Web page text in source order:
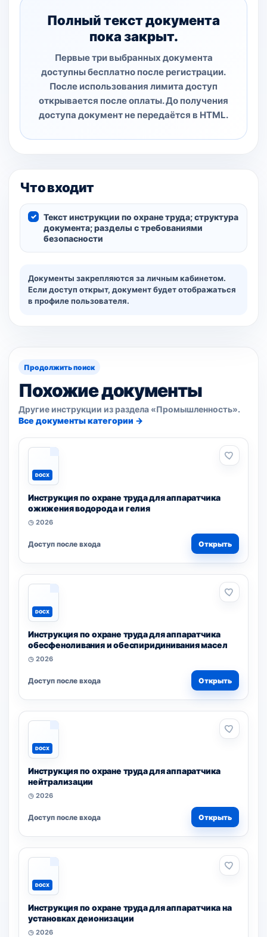
Полный текст документа
пока закрыт.
Первые три выбранных документа
доступны бесплатно после регистрации.
После использования лимита доступ
открывается после оплаты. До получения
доступа документ не передаётся в HTML.
Что входит
Текст инструкции по охране труда; структура
документа; разделы с требованиями
безопасности
Документы закрепляются за личным кабинетом.
Если доступ открыт, документ будет отображаться
в профиле пользователя.
Продолжить поиск
Похожие документы
Другие инструкции из раздела «Промышленность».
Все документы категории →
DOCX
Инструкция по охране труда для аппаратчика
ожижения водорода и гелия
◷ 2026
Доступ после входа Открыть
DOCX
Инструкция по охране труда для аппаратчика
обесфеноливания и обеспиридинивания масел
◷ 2026
Доступ после входа Открыть
DOCX
Инструкция по охране труда для аппаратчика
нейтрализации
◷ 2026
Доступ после входа Открыть
DOCX
Инструкция по охране труда для аппаратчика на
установках деионизации
◷ 2026